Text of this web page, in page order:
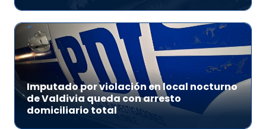
Imputado por violación en local nocturno
de Valdivia queda con arresto
domiciliario total